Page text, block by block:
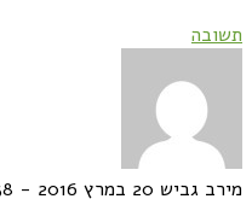
תשובה
מירב גביש 20 במרץ 2016 - 6:38